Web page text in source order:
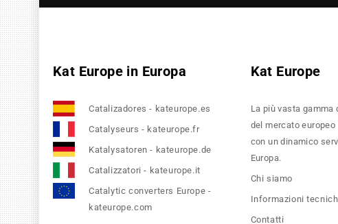
Kat Europe in Europa
Catalizadores - kateurope.es
Catalyseurs - kateurope.fr
Katalysatoren - kateurope.de
Catalizzatori - kateurope.it
Catalytic converters Europe -
kateurope.com
Kat Europe
La più vasta
del mercato
con un dinamico
Europa.
Chi siamo
Informazioni
Contatti